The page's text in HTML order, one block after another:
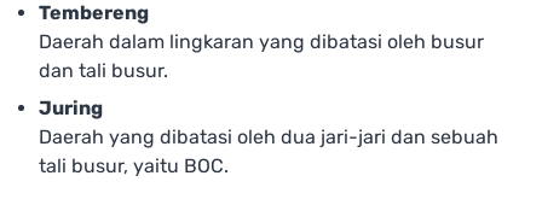
Tembereng
Daerah dalam lingkaran yang dibatasi oleh busur
dan tali busur.
Juring
Daerah yang dibatasi oleh dua jari-jari dan sebuah
tali busur, yaitu BOC.